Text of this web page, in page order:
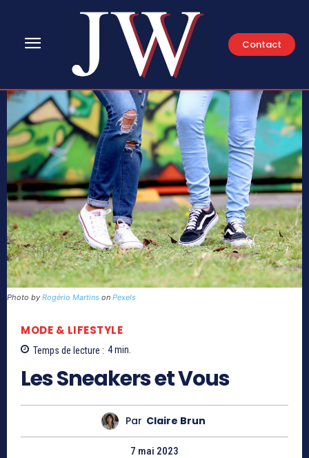
Contact
Photo by Rogério Martins on Pexels
MODE & LIFESTYLE
Temps de lecture : 4min.
Les Sneakers et Vous
Par Claire Brun
7 mai 2023